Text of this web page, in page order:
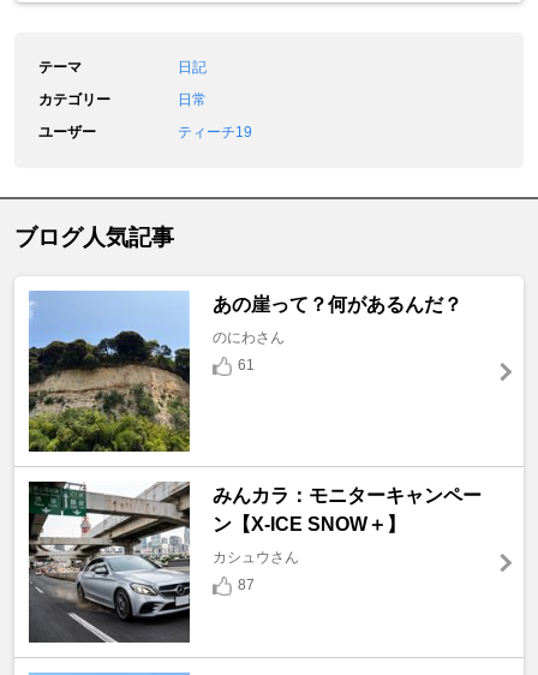
テーマ
日記
カテゴリー
日常
ユーザー
ティーチ19
ブログ人気記事
あの崖って？何があるんだ？
のにわさん
61
みんカラ：モニターキャンペー
ン【X-ICE SNOW＋】
カシュウさん
87